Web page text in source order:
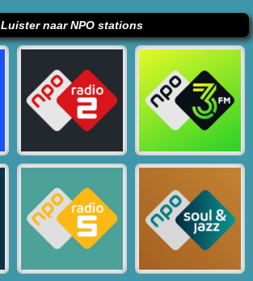
Luister naar NPO stations